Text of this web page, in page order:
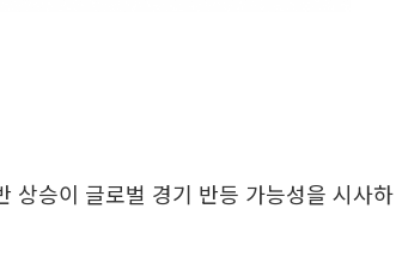
상승이 글로벌 경기 반등 가능성을 시사하